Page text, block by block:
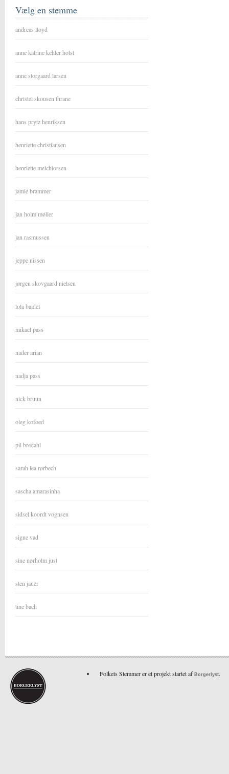
Vælg en stemme
andreas lloyd
anne katrine kehler holst
anne storgaard larsen
christel skousen thrane
hans prytz henriksen
henriette christiansen
henriette melchiorsen
jamie brammer
jan holm møller
jan rasmussen
jeppe nissen
jørgen skovgaard nielsen
lola baidel
mikael pass
nader arian
nadja pass
nick bruun
oleg kofoed
pil bredahl
sarah lea rørbech
sascha amarasinha
sidsel koordt vognsen
signe vad
sine nørholm just
sten jauer
tine bach
Folkets Stemmer er et projekt startet af Borgerlyst.